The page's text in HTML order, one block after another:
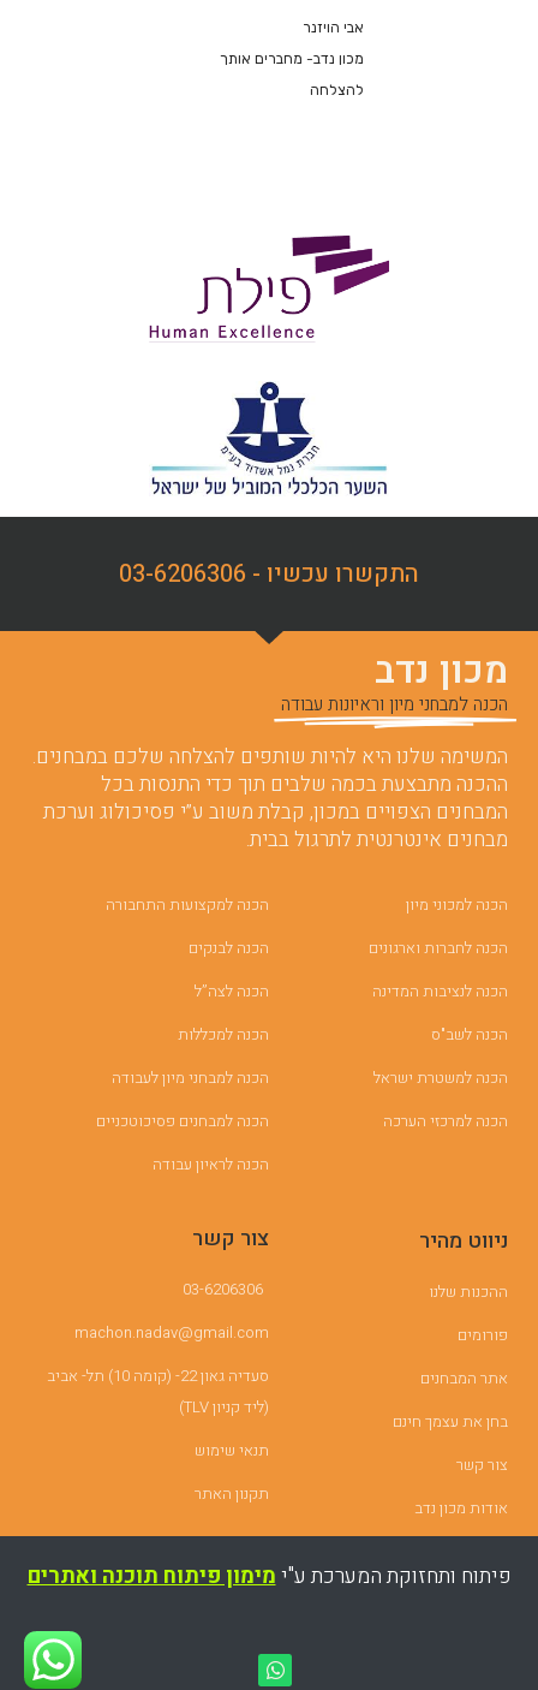
אבי הויזנר
מכון נדב- מחברים אותך
להצלחה
התקשרו עכשיו - 03-6206306
מכון נדב
הכנה למבחני מיון וראיונות עבודה
המשימה שלנו היא להיות שותפים להצלחה שלכם במבחנים.
ההכנה מתבצעת בכמה שלבים תוך כדי התנסות בכל
המבחנים הצפויים במכון, קבלת משוב ע”י פסיכולוג וערכת
מבחנים אינטרנטית לתרגול בבית.
הכנה למכוני מיון
הכנה לחברות וארגונים
הכנה לנציבות המדינה
הכנה לשב"ס
הכנה למשטרת ישראל
הכנה למרכזי הערכה
הכנה למקצועות התחבורה
הכנה לבנקים
הכנה לצה”ל
הכנה למכללות
הכנה למבחני מיון לעבודה
הכנה למבחנים פסיכוטכניים
הכנה לראיון עבודה
ניווט מהיר
ההכנות שלנו
פורומים
אתר המבחנים
בחן את עצמך חינם
צור קשר
אודות מכון נדב
צור קשר
03-6206306
machon.nadav@gmail.com
סעדיה גאון 22- (קומה 10) תל- אביב
(ליד קניון TLV)
תנאי שימוש
תקנון האתר
פיתוח ותחזוקת המערכת ע"ימימון פיתוח תוכנה ואתרים